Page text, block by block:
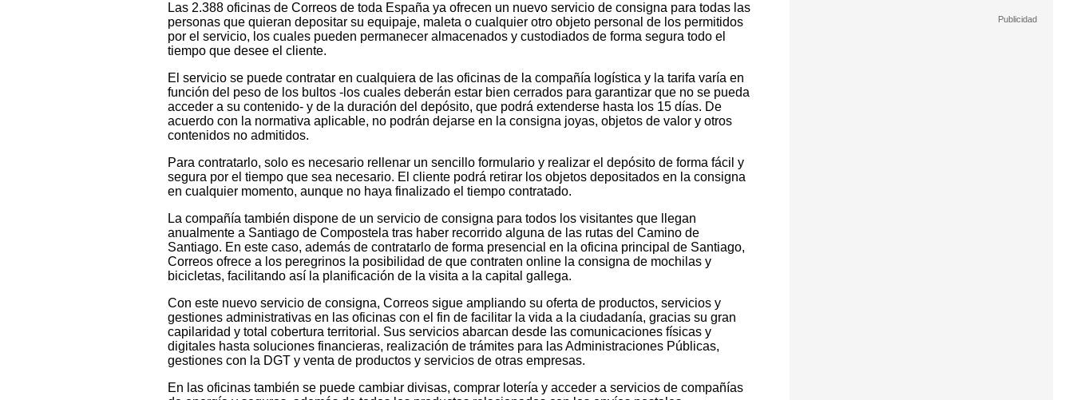
Las 2.388 oficinas de Correos de toda España ya ofrecen un nuevo servicio de consigna para todas las
personas que quieran depositar su equipaje, maleta o cualquier otro objeto personal de los permitidos
por el servicio, los cuales pueden permanecer almacenados y custodiados de forma segura todo el
tiempo que desee el cliente.
El servicio se puede contratar en cualquiera de las oficinas de la compañía logística y la tarifa varía en
función del peso de los bultos -los cuales deberán estar bien cerrados para garantizar que no se pueda
acceder a su contenido- y de la duración del depósito, que podrá extenderse hasta los 15 días. De
acuerdo con la normativa aplicable, no podrán dejarse en la consigna joyas, objetos de valor y otros
contenidos no admitidos.
Para contratarlo, solo es necesario rellenar un sencillo formulario y realizar el depósito de forma fácil y
segura por el tiempo que sea necesario. El cliente podrá retirar los objetos depositados en la consigna
en cualquier momento, aunque no haya finalizado el tiempo contratado.
La compañía también dispone de un servicio de consigna para todos los visitantes que llegan
anualmente a Santiago de Compostela tras haber recorrido alguna de las rutas del Camino de
Santiago. En este caso, además de contratarlo de forma presencial en la oficina principal de Santiago,
Correos ofrece a los peregrinos la posibilidad de que contraten online la consigna de mochilas y
bicicletas, facilitando así la planificación de la visita a la capital gallega.
Con este nuevo servicio de consigna, Correos sigue ampliando su oferta de productos, servicios y
gestiones administrativas en las oficinas con el fin de facilitar la vida a la ciudadanía, gracias su gran
capilaridad y total cobertura territorial. Sus servicios abarcan desde las comunicaciones físicas y
digitales hasta soluciones financieras, realización de trámites para las Administraciones Públicas,
gestiones con la DGT y venta de productos y servicios de otras empresas.
En las oficinas también se puede cambiar divisas, comprar lotería y acceder a servicios de compañías